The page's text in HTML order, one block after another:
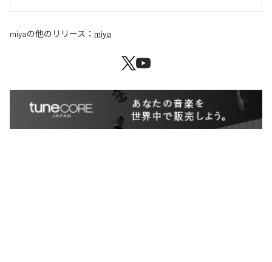
miyaの他のリリース： miya